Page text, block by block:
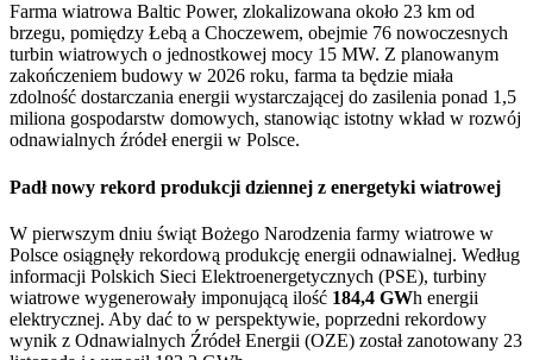
Farma wiatrowa Baltic Power, zlokalizowana około 23 km od
brzegu, pomiędzy Łebą a Choczewem, obejmie 76 nowoczesnych
turbin wiatrowych o jednostkowej mocy 15 MW. Z planowanym
zakończeniem budowy w 2026 roku, farma ta będzie miała
zdolność dostarczania energii wystarczającej do zasilenia ponad 1,5
miliona gospodarstw domowych, stanowiąc istotny wkład w rozwój
odnawialnych źródeł energii w Polsce.
Padł nowy rekord produkcji dziennej z energetyki wiatrowej
W pierwszym dniu świąt Bożego Narodzenia farmy wiatrowe w
Polsce osiągnęły rekordową produkcję energii odnawialnej. Według
informacji Polskich Sieci Elektroenergetycznych (PSE), turbiny
wiatrowe wygenerowały imponującą ilość 184,4 GWh energii
elektrycznej. Aby dać to w perspektywie, poprzedni rekordowy
wynik z Odnawialnych Źródeł Energii (OZE) został zanotowany 23